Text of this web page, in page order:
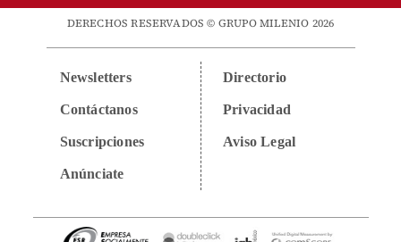
DERECHOS RESERVADOS © GRUPO MILENIO 2026
Newsletters
Contáctanos
Suscripciones
Anúnciate
Directorio
Privacidad
Aviso Legal